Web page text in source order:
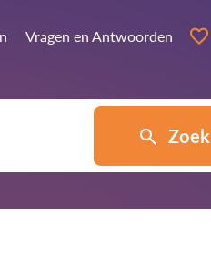
Vragen en Antwoorden
Zoek